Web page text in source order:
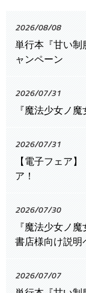
2026/08/08
単行本『甘い制
ャンペーン
2026/07/31
『魔法少女ノ魔
2026/07/31
【電子フェア】
ア！
2026/07/30
『魔法少女ノ魔
書店様向け説明
2026/07/07